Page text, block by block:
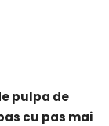
pulpa de
cu pas mai